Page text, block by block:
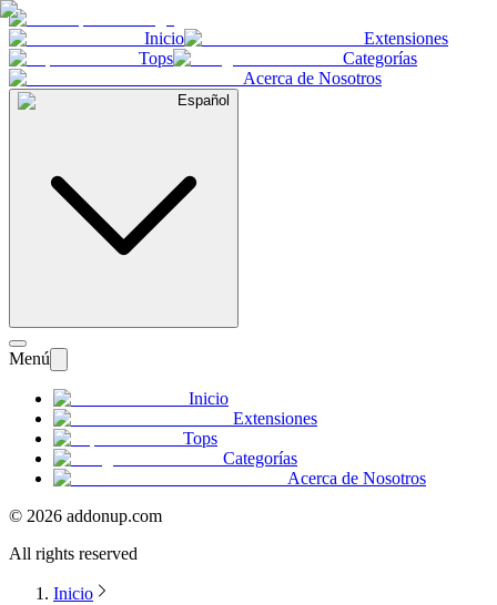
Inicio
Extensiones
Tops
Categorías
Acerca de Nosotros
Español
Menú
Inicio
Extensiones
Tops
Categorías
Acerca de Nosotros
© 2026 addonup.com
All rights reserved
Inicio